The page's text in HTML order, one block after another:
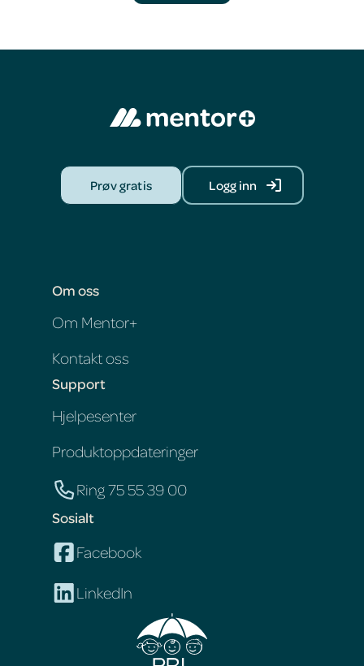
Prøv gratis Logg inn
Om oss
Om Mentor+
Kontakt oss
Support
Hjelpesenter
Produktoppdateringer
Ring 75 55 39 00
Sosialt
Facebook
LinkedIn